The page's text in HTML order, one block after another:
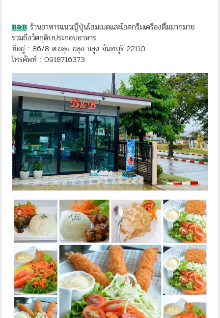
B&B ร้านอาหารแนวญี่ปุ่นโฮมเมดและไอศกรีมเครื่องดื่มมากมาย
รวมถึงวัตถุดิบประกอบอาหาร
ที่อยู่ : 86/8 ต.ขลุง ขลุง ขลุง จันทบุรี 22110
โทรศัพท์ : 0918716373